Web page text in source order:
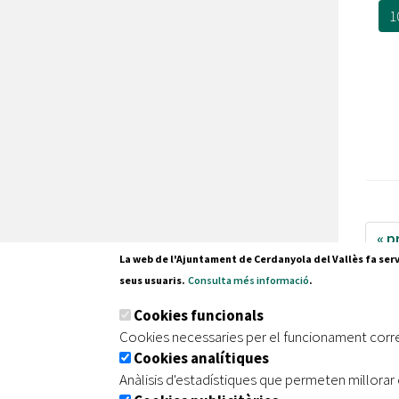
«
La web de l'Ajuntament de Cerdanyola del Vallès fa
seus usuaris. Consulta més informació.
Cookies funcionals
Cookies necessaries per el funcionament
Cookies analítiques
Anàlisis d'estadístiques que permeten